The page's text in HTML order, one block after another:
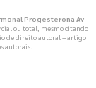
Progesterona Av
ou total, mesmo citando
de direito autoral – artigo
autorais.